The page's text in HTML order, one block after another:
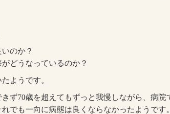
のか？
どうなっているのか？
ようです。
ず70歳を超えてもずっと我慢しながら、病院
でも一向に病態は良くならなかったようです。